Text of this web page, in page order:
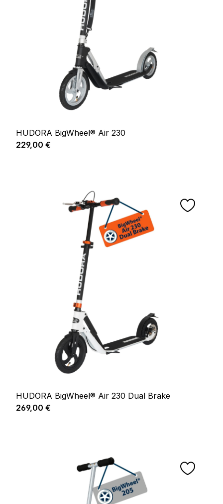
HUDORA BigWheel® Air 230
Prix régulier :
229,00 €
HUDORA BigWheel® Air 230 Dual Brake
Prix régulier :
269,00 €